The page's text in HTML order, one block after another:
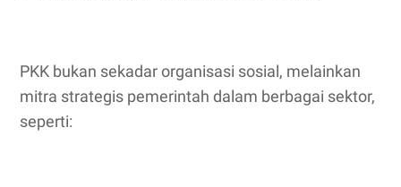
PKK bukan sekadar organisasi sosial, melainkan
mitra strategis pemerintah dalam berbagai sektor,
seperti: